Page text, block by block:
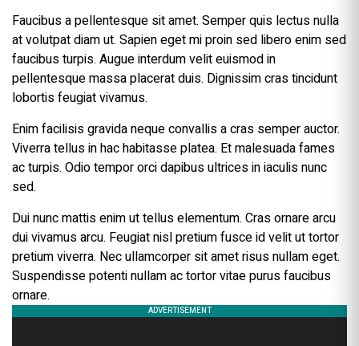
Faucibus a pellentesque sit amet. Semper quis lectus nulla
at volutpat diam ut. Sapien eget mi proin sed libero enim sed
faucibus turpis. Augue interdum velit euismod in
pellentesque massa placerat duis. Dignissim cras tincidunt
lobortis feugiat vivamus.
Enim facilisis gravida neque convallis a cras semper auctor.
Viverra tellus in hac habitasse platea. Et malesuada fames
ac turpis. Odio tempor orci dapibus ultrices in iaculis nunc
sed.
Dui nunc mattis enim ut tellus elementum. Cras ornare arcu
dui vivamus arcu. Feugiat nisl pretium fusce id velit ut tortor
pretium viverra. Nec ullamcorper sit amet risus nullam eget.
Suspendisse potenti nullam ac tortor vitae purus faucibus
ornare.